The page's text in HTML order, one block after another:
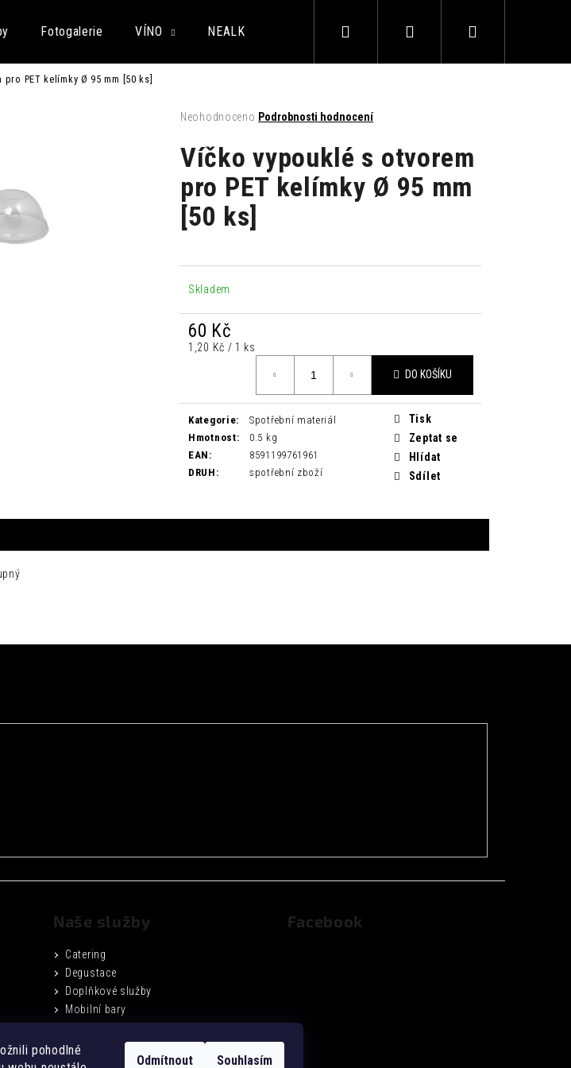
pohodlné
Odmítnout Souhlasím
Fotogalerie VÍNO NEALKO ALKOHOL AKČNÍ BALÍČKY
Přihlášení
PET kelímky Ø 95 mm [50 ks]
Průměrné
produktu
je
5
hvězdiček.
Neohodnoceno Podrobnosti hodnocení
Víčko vypouklé s otvorem
pro PET kelímky Ø 95 mm
[50 ks]
Skladem
60 Kč
Měrná
1,20 Kč / 1 ks
DO KOŠÍKU
Kategorie:
Spotřební materiál
Hmotnost:
0.5 kg
EAN :
8591199761961
DRUH : spotřební zboží
Tisk
Zeptat se
Hlídat
Sdílet
najít?
Naše služby
Catering
Degustace
Doplňkové služby
Mobilní bary
Podmínky ochrany osobních údajů
Obchodní podmínky
Facebook